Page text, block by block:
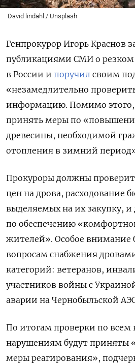
David lindahl / Unsplash
Генпрокурор Игорь Краснов
публикациями СМИ о
в России и поручил своим
«незамедлительно
информацию. Помимо этого,
принять меры по
древесины, необходимой
отопления в зимний
Прокуроры должны
цен на дрова, расходование
выделяемых на их закупку, и
по обеспечению
жителей». Особое внимание
вопросам снабжения
категорий: ветеранов,
участников войны с
аварии на Чернобыльской
По итогам проверки по всем
нарушениям будут приняты
меры реагирования»,